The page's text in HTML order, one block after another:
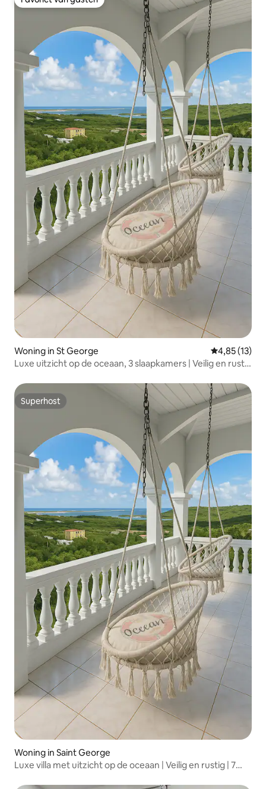
Favoriet van gasten
Woning in St George Gemiddelde
4,85 (13)
Luxe uitzicht op de oceaan, 3 slaapkamers | Veilig en rustig
Superhost
Superhost
Woning in Saint George
Luxe villa met uitzicht op de oceaan | Veilig en rustig | 7